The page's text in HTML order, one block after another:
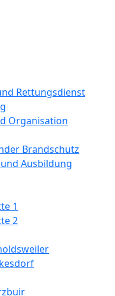
Rettungsdienst
Organisation
Brandschutz
Ausbildung
1
2